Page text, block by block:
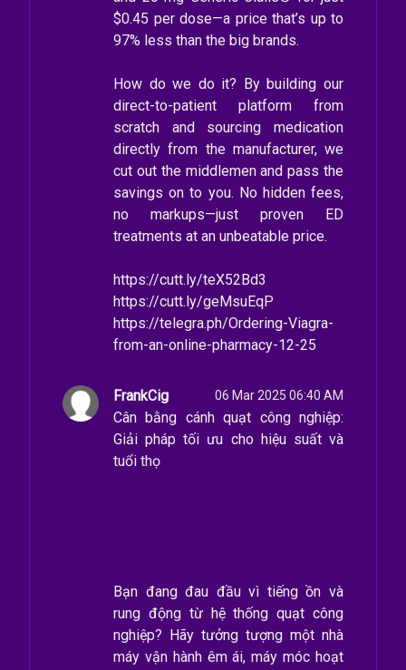
$0.45 per dose—a price that’s up to
97% less than the big brands.
How do we do it? By building our
direct-to-patient platform from
scratch and sourcing medication
directly from the manufacturer, we
cut out the middlemen and pass the
savings on to you. No hidden fees,
no markups—just proven ED
treatments at an unbeatable price.
https://cutt.ly/teX52Bd3
https://cutt.ly/geMsuEqP
https://telegra.ph/Ordering-Viagra-
from-an-online-pharmacy-12-25
FrankCig 06 Mar 2025 06:40 AM
Cân bằng cánh quạt công nghiệp:
Giải pháp tối ưu cho hiệu suất và
tuổi thọ
Bạn đang đau đầu vì tiếng ồn và
rung động từ hệ thống quạt công
nghiệp? Hãy tưởng tượng một nhà
máy vận hành êm ái, máy móc hoạt